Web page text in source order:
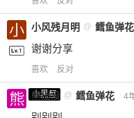
2 元
小风残月明 @ 鳕鱼弹花
谢谢分享
喜欢 反对
小黑屋
熊出没 @ 鳕鱼弹花 4